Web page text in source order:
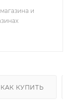
и
КАК КУПИТЬ